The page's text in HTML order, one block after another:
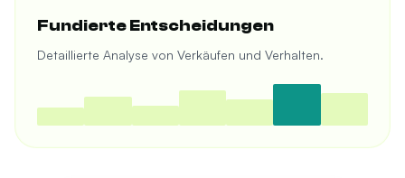
Fundierte Entscheidungen
Detaillierte Analyse von Verkäufen und Verhalten.